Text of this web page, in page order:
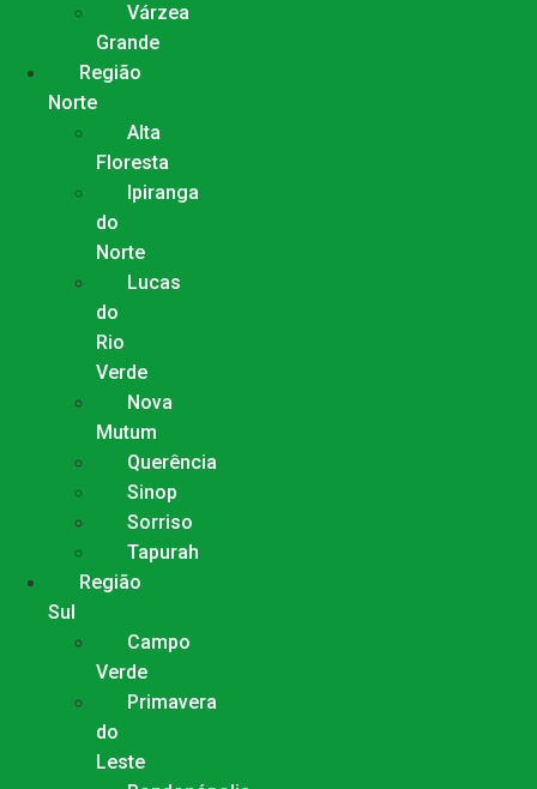
Várzea
Grande
Região
Norte
Alta
Floresta
Ipiranga
do
Norte
Lucas
do
Rio
Verde
Nova
Mutum
Querência
Sinop
Sorriso
Tapurah
Região
Sul
Campo
Verde
Primavera
do
Leste